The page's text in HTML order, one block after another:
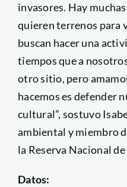
invasores. Hay
quieren terrenos para
buscan hacer una
tiempos que a
otro sitio, pero
hacemos es defender
cultural”, sostuvo
ambiental y miembro
la Reserva Nacional
Datos: